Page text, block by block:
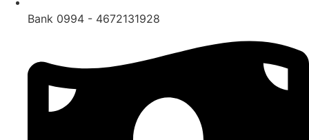
Bank 0994 - 4672131928